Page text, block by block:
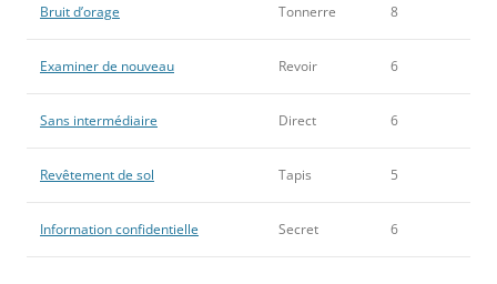
Bruit d’orage Tonnerre 8
Examiner de nouveau Revoir 6
Sans intermédiaire Direct 6
Revêtement de sol Tapis 5
Information confidentielle Secret 6